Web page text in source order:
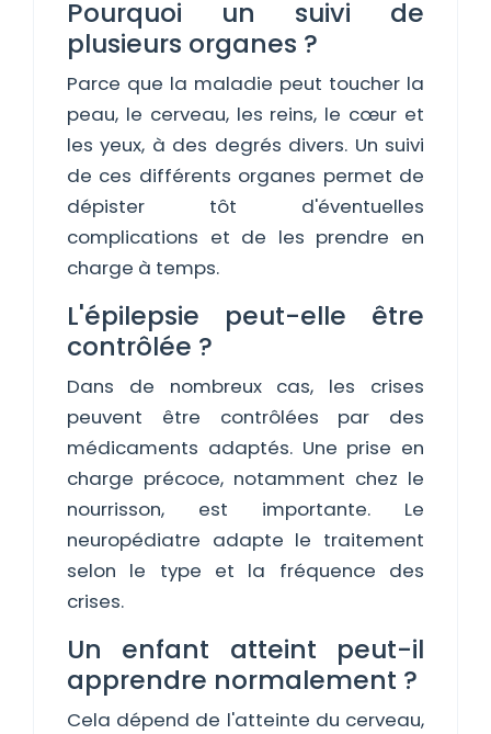
Pourquoi un suivi de
plusieurs organes ?
Parce que la maladie peut toucher la
peau, le cerveau, les reins, le cœur et
les yeux, à des degrés divers. Un suivi
de ces différents organes permet de
dépister tôt d'éventuelles
complications et de les prendre en
charge à temps.
L'épilepsie peut-elle être
contrôlée ?
Dans de nombreux cas, les crises
peuvent être contrôlées par des
médicaments adaptés. Une prise en
charge précoce, notamment chez le
nourrisson, est importante. Le
neuropédiatre adapte le traitement
selon le type et la fréquence des
crises.
Un enfant atteint peut-il
apprendre normalement ?
Cela dépend de l'atteinte du cerveau,